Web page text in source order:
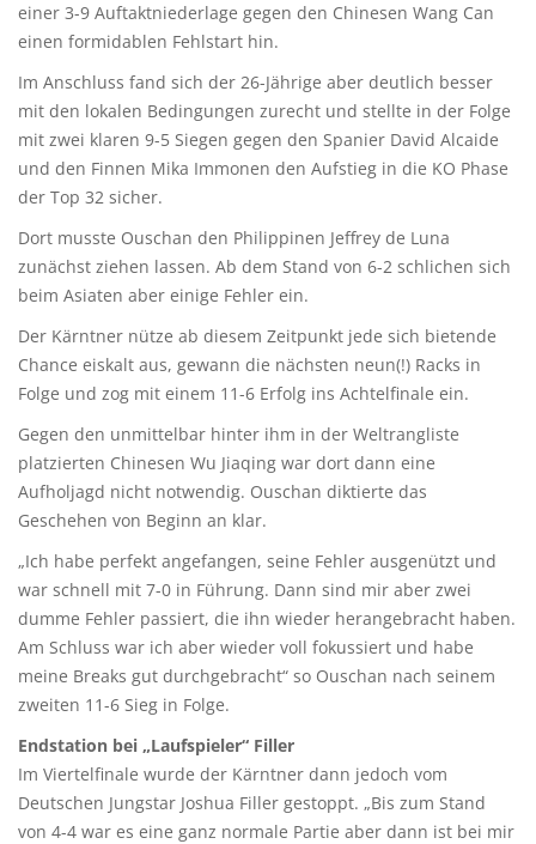
einer 3-9 Auftaktniederlage gegen den Chinesen Wang Can
einen formidablen Fehlstart hin.
Im Anschluss fand sich der 26-Jährige aber deutlich besser
mit den lokalen Bedingungen zurecht und stellte in der Folge
mit zwei klaren 9-5 Siegen gegen den Spanier David Alcaide
und den Finnen Mika Immonen den Aufstieg in die KO Phase
der Top 32 sicher.
Dort musste Ouschan den Philippinen Jeffrey de Luna
zunächst ziehen lassen. Ab dem Stand von 6-2 schlichen sich
beim Asiaten aber einige Fehler ein.
Der Kärntner nütze ab diesem Zeitpunkt jede sich bietende
Chance eiskalt aus, gewann die nächsten neun(!) Racks in
Folge und zog mit einem 11-6 Erfolg ins Achtelfinale ein.
Gegen den unmittelbar hinter ihm in der Weltrangliste
platzierten Chinesen Wu Jiaqing war dort dann eine
Aufholjagd nicht notwendig. Ouschan diktierte das
Geschehen von Beginn an klar.
„Ich habe perfekt angefangen, seine Fehler ausgenützt und
war schnell mit 7-0 in Führung. Dann sind mir aber zwei
dumme Fehler passiert, die ihn wieder herangebracht haben.
Am Schluss war ich aber wieder voll fokussiert und habe
meine Breaks gut durchgebracht“ so Ouschan nach seinem
zweiten 11-6 Sieg in Folge.
Endstation bei „Laufspieler“ Filler
Im Viertelfinale wurde der Kärntner dann jedoch vom
Deutschen Jungstar Joshua Filler gestoppt. „Bis zum Stand
von 4-4 war es eine ganz normale Partie aber dann ist bei mir